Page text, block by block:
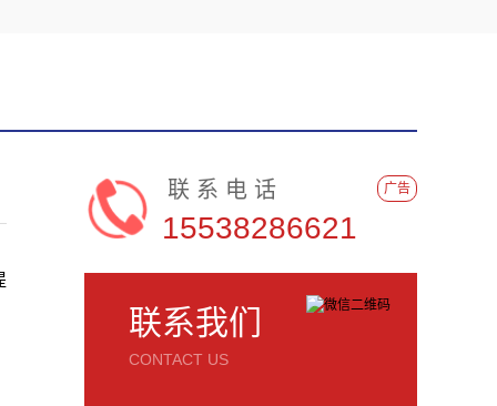
联系电话
15538286621
广告
联系我们
CONTACT US